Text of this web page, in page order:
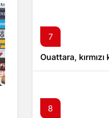
7
Ouattara,
8